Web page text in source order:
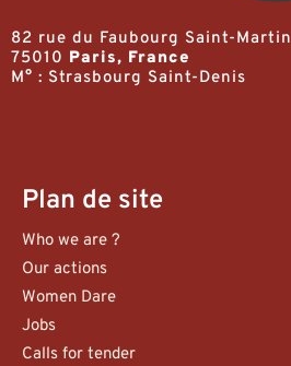
82 rue du Faubourg Saint-Martin
75010 Paris, France
M° : Strasbourg Saint-Denis
Plan de site
Who we are ?
Our actions
Women Dare
Jobs
Calls for tender